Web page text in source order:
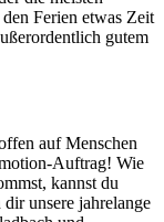
Ferien etwas Zeit
gutem
auf Menschen
Auftrag! Wie
kannst du
unsere jahrelange